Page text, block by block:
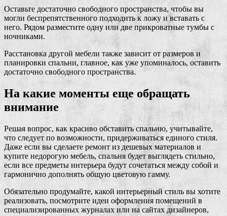
Оставьте достаточно свободного пространства, чтобы вы
могли беспрепятственного подходить к ложу и вставать с
него. Рядом разместите одну или две прикроватные тумбы с
ночниками.
Расстановка другой мебели также зависит от размеров и
планировки спальни, главное, как уже упоминалось, оставить
достаточно свободного пространства.
На какие моменты еще обращать
внимание
Решая вопрос, как красиво обставить спальню, учитывайте,
что следует по возможности, придерживаться единого стиля.
Даже если вы сделаете ремонт из дешевых материалов и
купите недорогую мебель, спальня будет выглядеть стильно,
если все предметы интерьера будут сочетаться между собой и
гармонично дополнять общую цветовую гамму.
Обязательно продумайте, какой интерьерный стиль вы хотите
реализовать, посмотрите идеи оформления помещений в
специализированных журналах или на сайтах дизайнеров,